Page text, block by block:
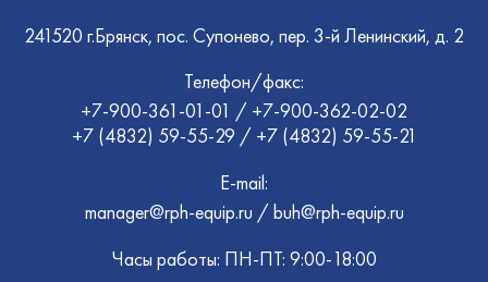
241520 г.Брянск, пос. Супонево, пер. 3-й Ленинский, д. 2
Телефон/факс:
+7-900-361-01-01 / +7-900-362-02-02
+7 (4832) 59-55-29 / +7 (4832) 59-55-21
E-mail:
manager@rph-equip.ru / buh@rph-equip.ru
Часы работы: ПН-ПТ: 9:00-18:00